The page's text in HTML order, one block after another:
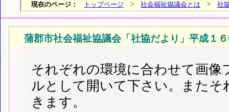
現在のページ： トップページ > 社会福祉協議会とは > 社
蒲郡市社会福祉協議会「社協だより」平成１
それぞれの環境に合わせて画像
ルとして開いて下さい。またそ
きます。